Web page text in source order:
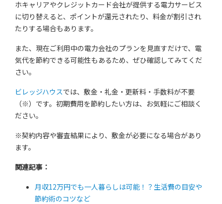
ホキャリアやクレジットカード会社が提供する電力サービス
に切り替えると、ポイントが還元されたり、料金が割引され
たりする場合もあります。
また、現在ご利用中の電力会社のプランを見直すだけで、電
気代を節約できる可能性もあるため、ぜひ確認してみてくだ
さい。
ビレッジハウスでは、敷金・礼金・更新料・手数料が不要
（※）です。初期費用を節約したい方は、お気軽にご相談く
ださい。
※契約内容や審査結果により、敷金が必要になる場合があり
ます。
関連記事：
月収12万円でも一人暮らしは可能！？生活費の目安や
節約術のコツなど